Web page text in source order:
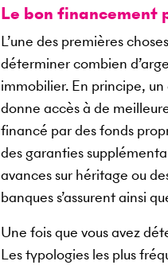
Le bon financement
L’une des premières
déterminer combien
immobilier. En principe,
donne accès à de
financé par des fonds
des garanties
avances sur héritage ou
banques s’assurent ainsi
Une fois que vous avez
Les typologies les plus